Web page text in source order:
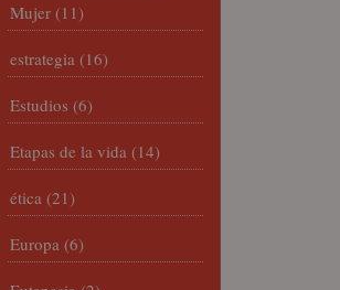
Mujer (11)
estrategia (16)
Estudios (6)
Etapas de la vida (14)
ética (21)
Europa (6)